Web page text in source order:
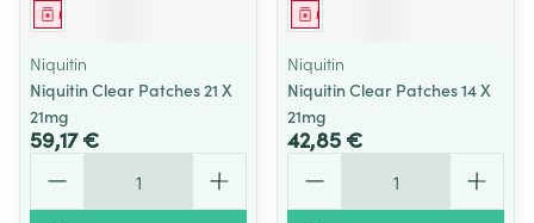
Médicament
Niquitin
Niquitin Clear Patches 21 X
21mg
59,17 €
Médicament
Niquitin
Niquitin Clear Patches 14 X
21mg
42,85 €